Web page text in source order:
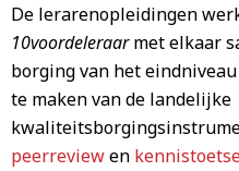
De lerarenopleidingen
10voordeleraarmet elkaar
borging van het
te maken van de landelijke
peerreviewen